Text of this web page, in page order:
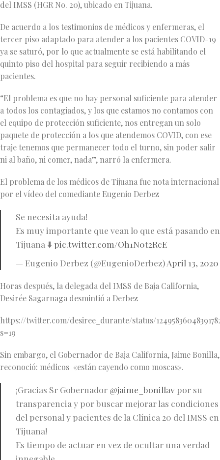
del IMSS (HGR No. 20), ubicado en Tijuana.
De acuerdo a los testimonios de médicos y enfermeras, el
tercer piso adaptado para atender a los pacientes COVID-19
ya se saturó, por lo que actualmente se está habilitando el
quinto piso del hospital para seguir recibiendo a más
pacientes.
“El problema es que no hay personal suficiente para atender
a todos los contagiados, y los que estamos no contamos con
el equipo de protección suficiente, nos entregan un solo
paquete de protección a los que atendemos COVID, con ese
traje tenemos que permanecer todo el turno, sin poder salir
ni al baño, ni comer, nada”, narró la enfermera.
El problema de los médicos de Tijuana fue nota internacional
por el vídeo del comediante Eugenio Derbez
Se necesita ayuda!
Es muy importante que vean lo que está pasando en
Tijuana ⬇️ pic.twitter.com/Oh1N0t2RcE
— Eugenio Derbez (@EugenioDerbez)April 13, 2020
Horas después, la delegada del IMSS de Baja California,
Desirée Sagarnaga desmintió a Derbez
https://twitter.com/desiree_durante/status/
s=19
Sin embargo, el Gobernador de Baja California, Jaime Bonilla,
reconoció: médicos «están cayendo como moscas».
¡Gracias Sr Gobernador @jaime_bonillav por su
transparencia y por buscar mejorar las condiciones
del personal y pacientes de la Clínica 20 del IMSS en
Tijuana!
Es tiempo de actuar en vez de ocultar una verdad